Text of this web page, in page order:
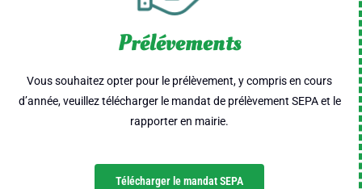
Prélévements
Vous souhaitez opter pour le prélèvement, y compris en cours
d’année, veuillez télécharger le mandat de prélèvement SEPA et le
rapporter en mairie.
Télécharger le mandat SEPA